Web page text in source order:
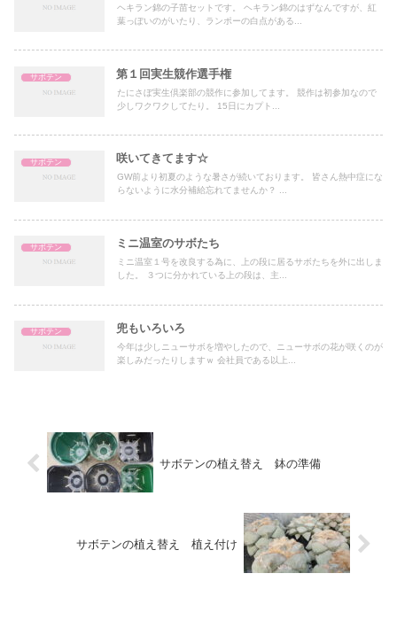
ヘキラン錦の子苗セットです。 ヘキラン錦のはずなんですが、紅
葉っぽいのがいたり、ランポーの白点がある...
サボテン 第１回実生競作選手権
たにさぼ実生倶楽部の競作に参加してます。 競作は初参加なので
少しワクワクしてたり。 15日にカプト...
サボテン 咲いてきてます☆
GW前より初夏のような暑さが続いております。 皆さん熱中症にな
らないように水分補給忘れてませんか？ ...
サボテン ミニ温室のサボたち
ミニ温室１号を改良する為に、上の段に居るサボたちを外に出しま
した。 ３つに分かれている上の段は、主...
サボテン 兜もいろいろ
今年は少しニューサボを増やしたので、ニューサボの花が咲くのが
楽しみだったりしますｗ 会社員である以上...
サボテンの植え替え 鉢の準備
サボテンの植え替え 植え付け